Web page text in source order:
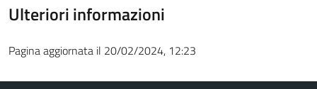
Ulteriori informazioni
Pagina aggiornata il 20/02/2024, 12:23